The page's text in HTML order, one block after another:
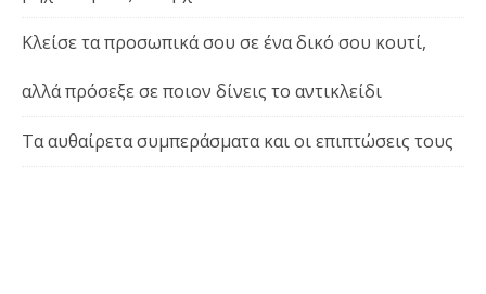
Κλείσε τα προσωπικά σου σε ένα δικό σου κουτί,
αλλά πρόσεξε σε ποιον δίνεις το αντικλείδι
Τα αυθαίρετα συμπεράσματα και οι επιπτώσεις τους